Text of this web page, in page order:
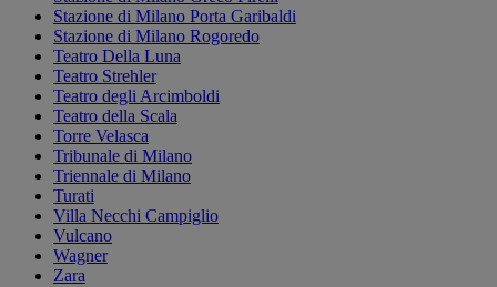
Stazione di Milano Porta Garibaldi
Stazione di Milano Rogoredo
Teatro Della Luna
Teatro Strehler
Teatro degli Arcimboldi
Teatro della Scala
Torre Velasca
Tribunale di Milano
Triennale di Milano
Turati
Villa Necchi Campiglio
Vulcano
Wagner
Zara